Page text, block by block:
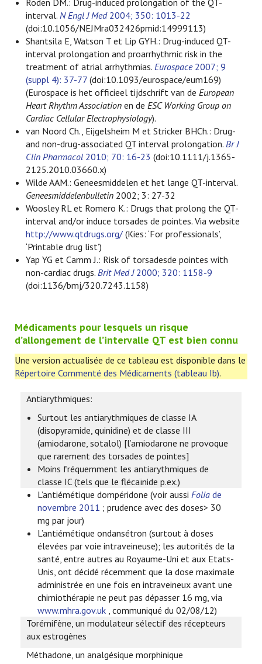
Roden DM.: Drug-induced prolongation of the QT-
interval.N Engl J Med2004; 350: 1013-22
(doi:10.1056/NEJMra032426pmid:14999113)
Shantsila E, Watson T et Lip GYH.: Drug-induced QT-
interval prolongation and proarrhythmic risk in the
treatment of atrial arrhythmias.Eurospace2007; 9
(suppl 4): 37-77 (doi:10.1093/eurospace/eum169)
(Eurospace is het officieel tijdschrift van deEuropean
Heart Rhythm Association en deESC Working Group on
Cardiac Cellular Electrophysiology).
van Noord Ch., Eijgelsheim M et Stricker BHCh.: Drug-
and non-drug-associated QT interval prolongation.Br J
Clin Pharmacol 2010; 70: 16-23 (doi:10.1111/j.1365-
2125.2010.03660.x)
Wilde AAM.: Geneesmiddelen et het lange QT-interval.
Geneesmiddelenbulletin 2002; 3: 27-32
Woosley RL et Romero K.: Drugs that prolong the QT-
interval and/or induce torsades de pointes. Via website
http://www.qtdrugs.org/ (Kies: ‘For professionals’,
‘Printable drug list’)
Yap YG et Camm J.: Risk of torsadesde pointes with
non-cardiac drugs.Brit Med J2000; 320: 1158-9
(doi:1136/bmj/320.7243.1158)
Médicaments pour lesquels un risque
d’allongement de l’intervalle QT est bien connu
Une version actualisée de ce tableau est disponible dans le
Répertoire Commenté des Médicaments (tableau Ib).
Antiarythmiques:
Surtout les antiarythmiques de classe IA
(disopyramide, quinidine) et de classe III
(amiodarone, sotalol) [l’amiodarone ne provoque
que rarement des torsades de pointes]
Moins fréquemment les antiarythmiques de
classe IC (tels que le flécaïnide p.ex.)
L’antiémétique dompéridone (voir aussiFolia de
novembre 2011 ; prudence avec des doses> 30
mg par jour)
L’antiémétique ondansétron (surtout à doses
élevées par voie intraveineuse); les autorités de la
santé, entre autres au Royaume-Uni et aux Etats-
Unis, ont décidé récemment que la dose maximale
administrée en une fois en intraveineux avant une
chimiothérapie ne peut pas dépasser 16 mg, via
www.mhra.gov.uk , communiqué du 02/08/12)
Torémifène, un modulateur sélectif des récepteurs
aux estrogènes
Méthadone, un analgésique morphinique